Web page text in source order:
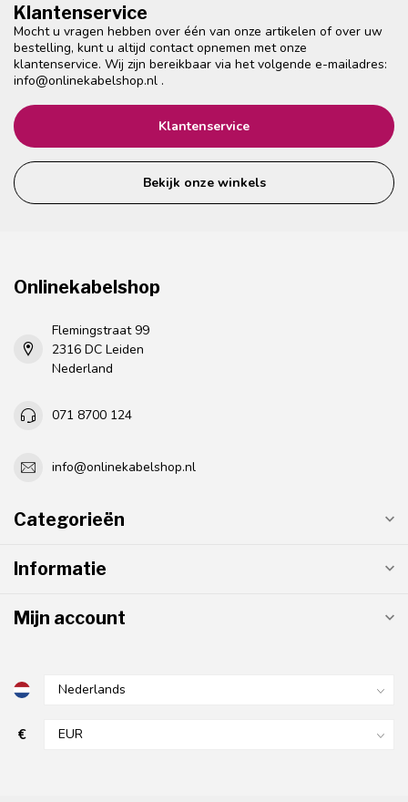
Klantenservice
Mocht u vragen hebben over één van onze artikelen of over uw
bestelling, kunt u altijd contact opnemen met onze
klantenservice. Wij zijn bereikbaar via het volgende e-mailadres:
info@onlinekabelshop.nl .
Klantenservice
Bekijk onze winkels
Onlinekabelshop
Flemingstraat 99
2316 DC Leiden
Nederland
071 8700 124
info@onlinekabelshop.nl
Categorieën
Informatie
Mijn account
€